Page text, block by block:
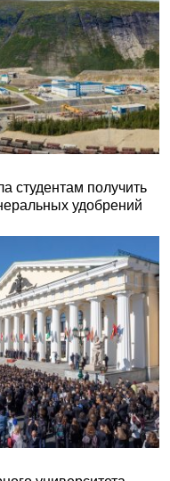
студентам получить
удобрений